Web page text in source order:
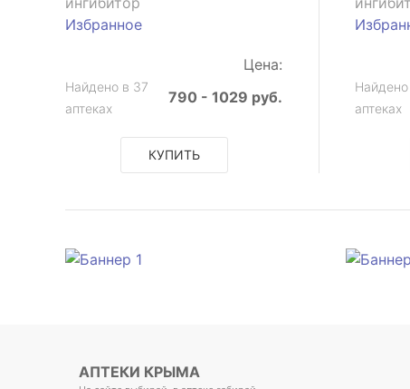
Избранное
Цена:
Найдено в 37
аптеках
790 - 1029 руб.
КУПИТЬ
аптеках
АПТЕКИ КРЫМА